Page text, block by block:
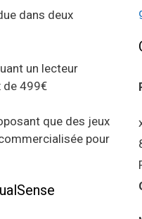
dans deux
un lecteur
de 499€
que des jeux
pour